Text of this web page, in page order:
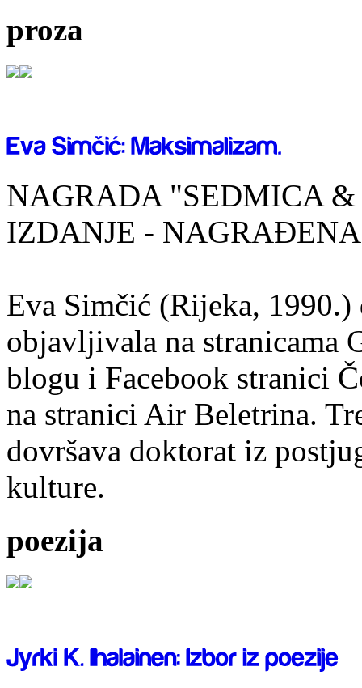
proza
NAGRADA "SEDMICA
IZDANJE -
Eva Simčić (Rijeka, 1990.)
objavljivala na stranicama
blogu i Facebook stranici
na stranici Air Beletrina.
dovršava doktorat iz
kulture.
poezija